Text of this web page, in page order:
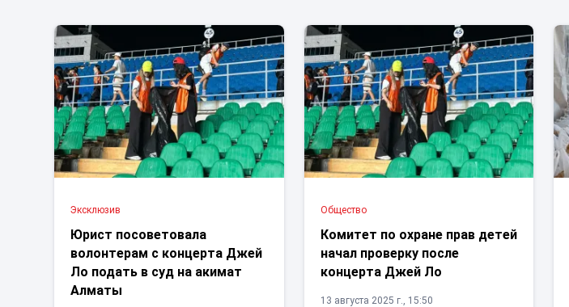
Эксклюзив
Юрист посоветовала
волонтерам с концерта Джей
Ло подать в суд на акимат
Алматы
Общество
Комитет по охране прав детей
начал проверку после
концерта Джей Ло
13 августа 2025 г., 15:50